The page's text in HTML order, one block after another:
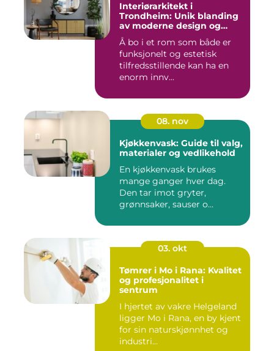
Interiørarkitekt i
Trondheim: Unik blanding
av moderne design og
tradisjonelle elementer
Å bo i et rom som både er
funksjonelt og estetisk
tilfredsstillende kan ha en
enorm innv...
08. nov
Kjøkkenvask: Guide til valg,
materialer og vedlikehold
En kjøkkenvask brukes
mange ganger hver dag.
Den tar imot gryter,
grønnsaker, sauser o...
03. okt
Tømrer i Mo i Rana: Kvalitet
og profesjonalitet i
sentrum
I hjertet av vakre Helgeland
ligger Mo i Rana, en by kjent
for sin naturskjønnhet og
industri...